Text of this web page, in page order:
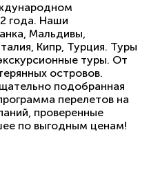
года. Наши
Мальдивы,
Кипр, Турция. Туры
туры. От
островов.
подобранная
перелетов на
проверенные
по выгодным ценам!